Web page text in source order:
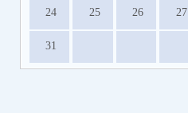
24 25 26 27
31